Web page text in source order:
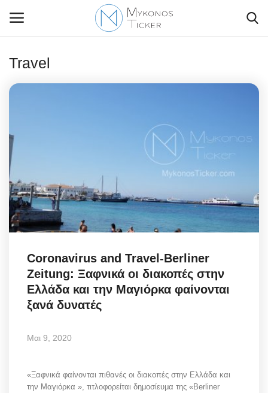
Business
Travel
World
Greece
Entertainment
Arts & Culture
Mykonos
Travel
Coronavirus and Travel-Berliner
Zeitung: Ξαφνικά οι διακοπές στην
Ελλάδα και την Μαγιόρκα φαίνονται
ξανά δυνατές
Μαι 9, 2020
«Ξαφνικά φαίνονται πιθανές οι διακοπές στην Ελλάδα και
την Μαγιόρκα », τιτλοφορείται δημοσίευμα της «Berliner